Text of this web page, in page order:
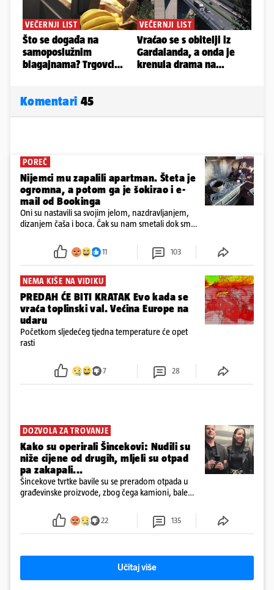
Komentari 45
POREČ
Nijemci mu zapalili apartman. Šteta je
ogromna, a potom ga je šokirao i e-
mail od Bookinga
Oni su nastavili sa svojim jelom, nazdravljanjem,
dizanjem čaša i boca. Čak su nam smetali dok smo
požar, rekao je vlasnik
11 103
NEMA KIŠE NA VIDIKU
PREDAH ĆE BITI KRATAK Evo kada se
vraća toplinski val. Većina Europe na
udaru
Početkom sljedećeg tjedna temperature će opet
rasti
7 28
DOZVOLA ZA TROVANJE
Kako su operirali Šincekovi: Nudili su
niže cijene od drugih, mljeli su otpad
pa zakapali...
Šincekove tvrtke bavile su se preradom otpada u
građevinske proizvode, zbog čega kamioni, bale
22 135
Učitaj više